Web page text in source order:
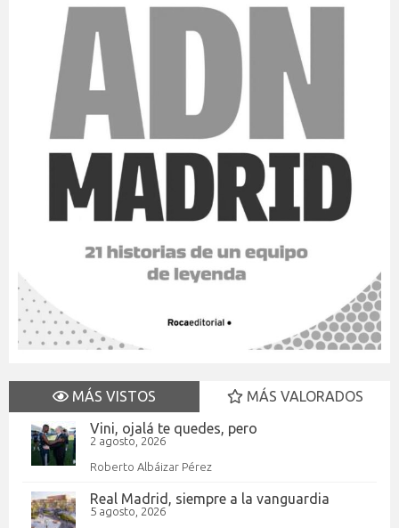
MÁS VISTOS
MÁS VALORADOS
Vini, ojalá te quedes, pero
2 agosto, 2026
Roberto Albáizar Pérez
Real Madrid, siempre a la vanguardia
5 agosto, 2026